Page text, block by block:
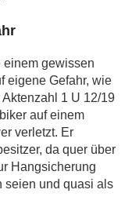
einem gewissen
eigene Gefahr, wie
1 U 12/19
auf einem
verletzt. Er
da quer über
Hangsicherung
seien und quasi als